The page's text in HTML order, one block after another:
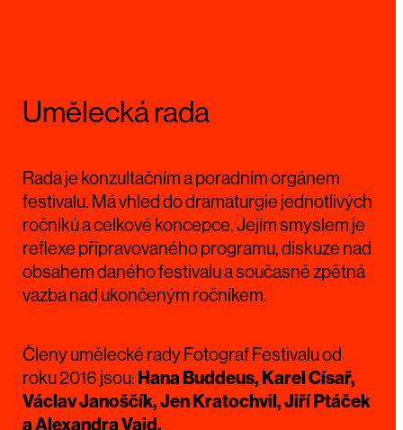
Umělecká rada
Rada je konzultačním a poradním orgánem
festivalu. Má vhled do dramaturgie jednotlivých
ročníků a celkové koncepce. Jejím smyslem je
reflexe připravovaného programu, diskuze nad
obsahem daného festivalu a současně zpětná
vazba nad ukončeným ročníkem.
Členy umělecké rady Fotograf Festivalu od
roku 2016 jsou: Hana Buddeus, Karel Císař,
Václav Janoščík, Jen Kratochvil, Jiří Ptáček
a Alexandra Vajd.